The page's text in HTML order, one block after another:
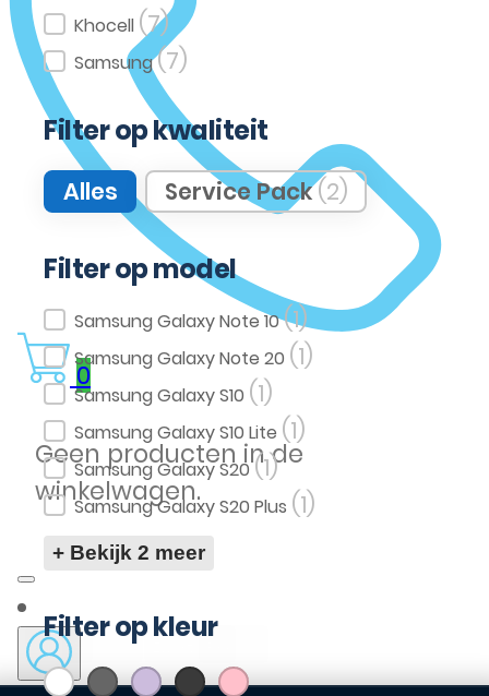
0
Geen producten in de
winkelwagen.
Filter op merk
Khocell (7)
Samsung(7)
Filter op kwaliteit
Filter op kwaliteit
Alles Service Pack(2)
Filter op model
Filter op model
Samsung Galaxy Note 10(1)
Samsung Galaxy Note 20 (1)
Samsung Galaxy S10 (1)
Samsung Galaxy S10 Lite (1)
Samsung Galaxy S20(1)
Samsung Galaxy S20 Plus (1)
+ Bekijk 2 meer
Filter op kleur
Filter op kleur
Wit(1)Grijs (2)Paars (1) (2)